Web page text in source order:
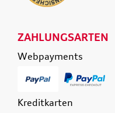
ZAHLUNGSARTEN
Webpayments
Kreditkarten